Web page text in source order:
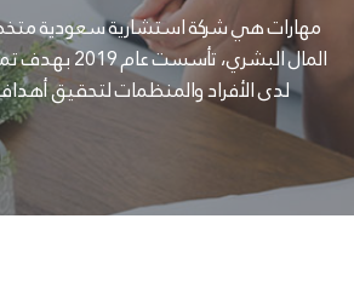
مهارات هي شركة استشارية سعودية
المال البشري،
لدى الأفراد والمنظمات لتحقيق